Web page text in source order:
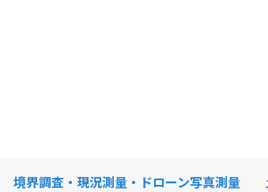
境界調査・現況測量・ドローン写真測量